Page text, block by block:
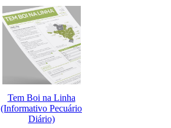
Tem Boi na Linha
(Informativo Pecuário
Diário)